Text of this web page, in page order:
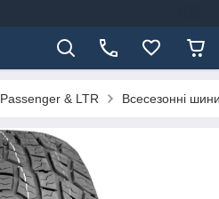
Passenger & LTR Всесезонні